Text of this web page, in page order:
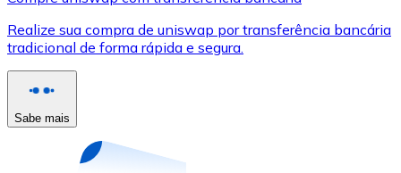
Use cartões Visa e Mastercard para comprar
Comprar com cartão
Realize sua compra de uniswap por transferência bancária
tradicional de forma rápida e segura.
Sabe mais